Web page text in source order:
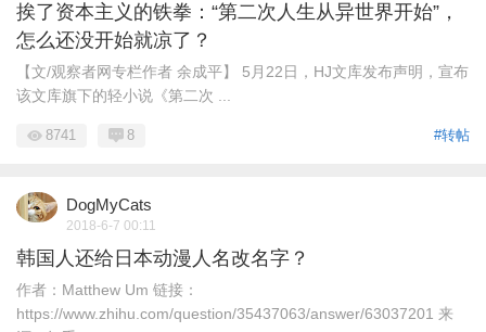
挨了资本主义的铁拳：“第二次人生从异世界开始”，
怎么还没开始就凉了？
【文/观察者网专栏作者 余成平】 5月22日，HJ文库发布声明，宣布
该文库旗下的轻小说《第二次 ...
#转帖
8741 8
DogMyCats
2018-6-7 00:11
韩国人还给日本动漫人名改名字？
作者：Matthew Um 链接：
https://www.zhihu.com/question/35437063/answer/63037201 来